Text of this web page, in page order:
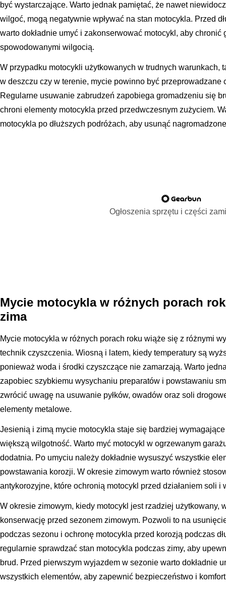
być wystarczające. Warto jednak pamiętać, że nawet
wilgoć, mogą negatywnie wpływać na stan motocykla. Przed
warto dokładnie umyć i zakonserwować motocykl, aby
spowodowanymi wilgocią.
W przypadku motocykli użytkowanych w trudnych warunkach,
w deszczu czy w terenie, mycie powinno być
Regularne usuwanie zabrudzeń zapobiega gromadzeniu się
chroni elementy motocykla przed przedwczesnym zużyciem.
motocykla po dłuższych podróżach, aby usunąć
Ogłoszenia sprzętu i części
Mycie motocykla w różnych porach
zima
Mycie motocykla w różnych porach roku wiąże się z różnymi
technik czyszczenia. Wiosną i latem, kiedy temperatury są
ponieważ woda i środki czyszczące nie zamarzają. Warto
zapobiec szybkiemu wysychaniu preparatów i powstawaniu
zwrócić uwagę na usuwanie pyłków, owadów oraz soli
elementy metalowe.
Jesienią i zimą mycie motocykla staje się bardziej
większą wilgotność. Warto myć motocykl w ogrzewanym
dodatnia. Po umyciu należy dokładnie wysuszyć wszystkie
powstawania korozji. W okresie zimowym warto również
antykorozyjne, które ochronią motocykl przed działaniem soli i
W okresie zimowym, kiedy motocykl jest rzadziej użytkowany,
konserwację przed sezonem zimowym. Pozwoli to na
podczas sezonu i ochronę motocykla przed korozją podczas
regularnie sprawdzać stan motocykla podczas zimy, aby
brud. Przed pierwszym wyjazdem w sezonie warto dokładnie
wszystkich elementów, aby zapewnić bezpieczeństwo i